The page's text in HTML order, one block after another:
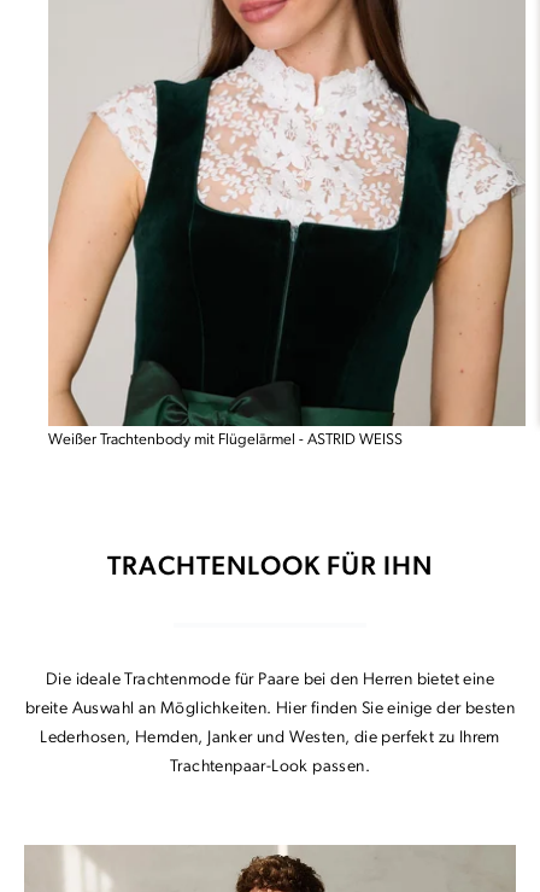
Weißer Trachtenbody mit Flügelärmel - ASTRID WEISS
TRACHTENLOOK FÜR IHN
Die ideale Trachtenmode für Paare bei den Herren bietet eine
breite Auswahl an Möglichkeiten. Hier finden Sie einige der besten
Lederhosen, Hemden, Janker und Westen, die perfekt zu Ihrem
Trachtenpaar-Look passen.